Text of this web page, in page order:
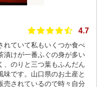
4.7
れていて私もいくつか食べ
漬けが一番ふぐの身が多い
、のりと三つ葉もふんだん
味です。山口県のお土産と
売されているので時々自分